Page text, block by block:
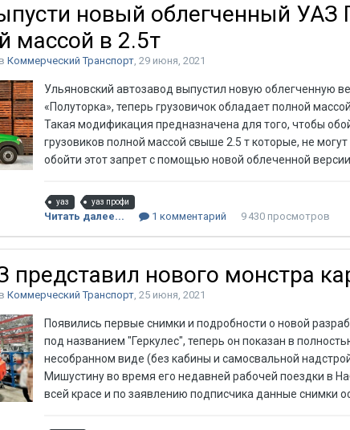
новый облегченный УАЗ
массой в 2.5т
Коммерческий Транспорт, 29 июня, 2021
Ульяновский автозавод выпустил новую облегченную
«Полуторка», теперь грузовичок обладает полной
Такая модификация предназначена для того, чтобы
грузовиков полной массой свыше 2.5 т которые, не
обойти этот запрет с помощью новой облеченной
уаз уаз профи
Читать далее... 1 комментарий 9 430 просмотров
нового монстра
Коммерческий Транспорт, 25 июня, 2021
Появились первые снимки и подробности о новой
под названием "Геркулес", теперь он показан в
несобранном виде (без кабины и самосвальной
Мишустину во время его недавней рабочей поездки в
всей красе и по заявлению подписчика данные снимки